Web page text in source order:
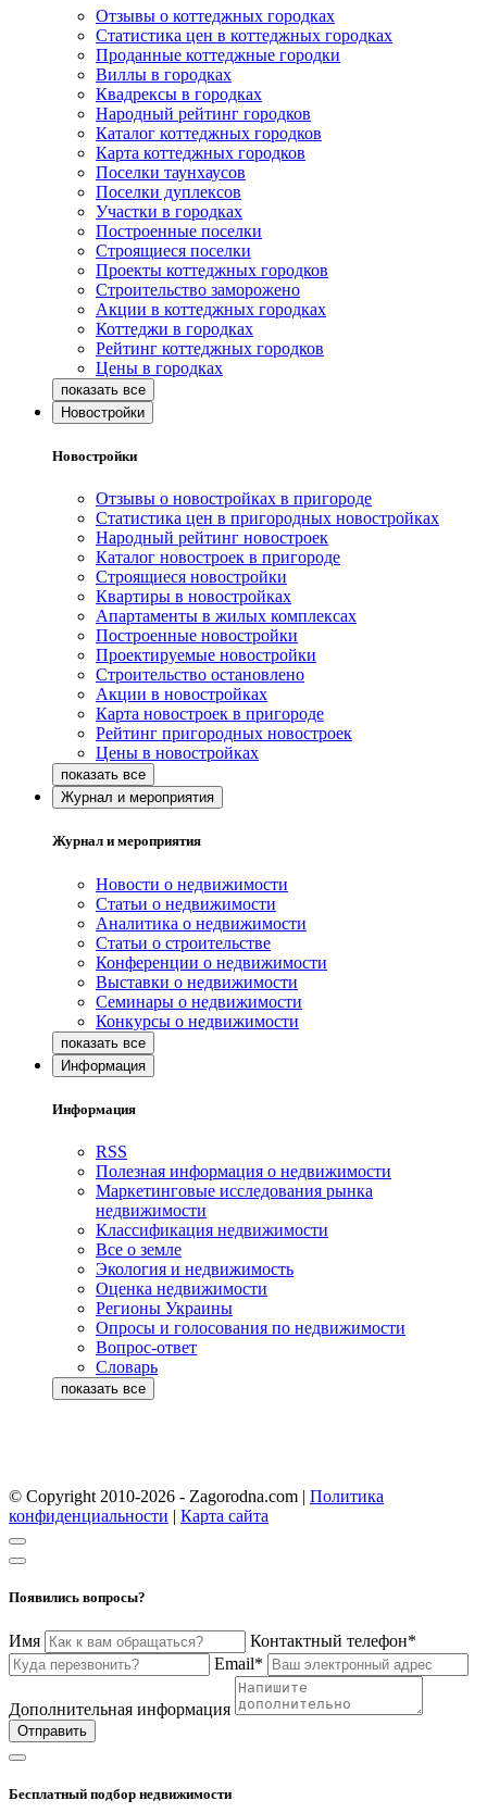
Отзывы о коттеджных городках
Статистика цен в коттеджных городках
Проданные коттеджные городки
Виллы в городках
Квадрексы в городках
Народный рейтинг городков
Каталог коттеджных городков
Карта коттеджных городков
Поселки таунхаусов
Поселки дуплексов
Участки в городках
Построенные поселки
Строящиеся поселки
Проекты коттеджных городков
Строительство заморожено
Акции в коттеджных городках
Коттеджи в городках
Рейтинг коттеджных городков
Цены в городках
Новостройки
Новостройки
Отзывы о новостройках в пригороде
Статистика цен в пригородных новостройках
Народный рейтинг новостроек
Каталог новостроек в пригороде
Строящиеся новостройки
Квартиры в новостройках
Апартаменты в жилых комплексах
Построенные новостройки
Проектируемые новостройки
Строительство остановлено
Акции в новостройках
Карта новостроек в пригороде
Рейтинг пригородных новостроек
Цены в новостройках
Журнал и мероприятия
Журнал и мероприятия
Новости о недвижимости
Статьи о недвижимости
Аналитика о недвижимости
Статьи о строительстве
Конференции о недвижимости
Выставки о недвижимости
Семинары о недвижимости
Конкурсы о недвижимости
Информация
Информация
RSS
Полезная информация о недвижимости
Маркетинговые исследования рынка
недвижимости
Классификация недвижимости
Все о земле
Экология и недвижимость
Оценка недвижимости
Регионы Украины
Опросы и голосования по недвижимости
Вопрос-ответ
Словарь
© Copyright 2010-2026 - Zagorodna.com | Политика
конфиденциальности | Карта сайта
Появились вопросы?
Имя
Контактный телефон*
Email*
Дополнительная информация
Отправить
Бесплатный подбор недвижимости